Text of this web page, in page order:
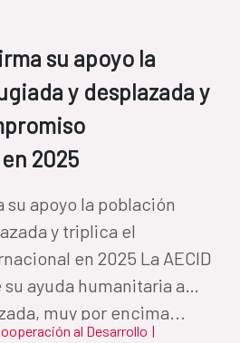
su apoyo la
y desplazada y
2025
su apoyo la población
y triplica el
en 2025 La AECID
ayuda humanitaria a
muy por encima...
al Desarrollo |